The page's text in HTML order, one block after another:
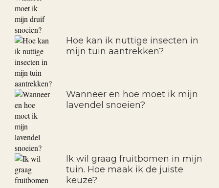
Hoe kan ik nuttige insecten in
mijn tuin aantrekken?
Wanneer en hoe moet ik mijn
lavendel snoeien?
Ik wil graag fruitbomen in mijn
tuin. Hoe maak ik de juiste
keuze?